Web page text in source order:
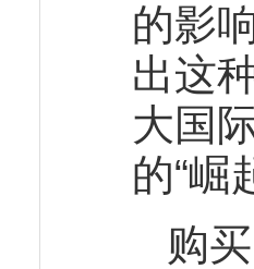
的影
出这
大国
的“崛
购